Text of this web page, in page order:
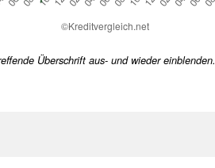
Überschrift aus- und wieder einblenden.